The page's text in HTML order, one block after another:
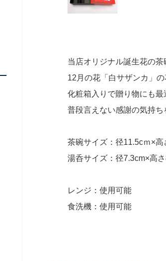
当店オリジナル誕生花の茶
12月の花「白サザンカ」
化粧箱入りで贈り物にも最
普段言えない感謝の気持ち
茶碗サイズ：径11.5cｍ×高
湯呑サイズ：径7.3cm×高
レンジ：使用可能
食洗機：使用可能